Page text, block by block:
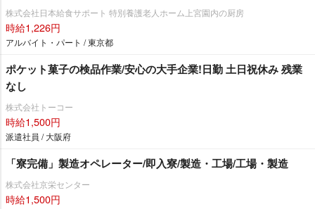
株式会社日本給食サポート 特別養護老人ホーム上宮園内の厨房
時給1,226円
アルバイト・パート / 東京都
ポケット菓子の検品作業/安心の大手企業!日勤 土日祝休み 残業
なし
株式会社トーコー
時給1,500円
派遣社員 / 大阪府
「寮完備」製造オペレーター/即入寮/製造・工場/工場・製造
株式会社京栄センター
時給1,500円